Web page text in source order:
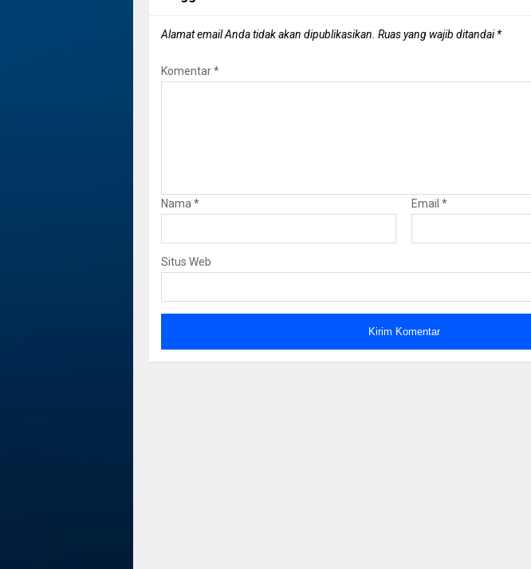
Alamat email Anda tidak akan dipublikasikan. Ruas yang wajib ditandai*
Komentar*
Nama * Email *
Situs Web